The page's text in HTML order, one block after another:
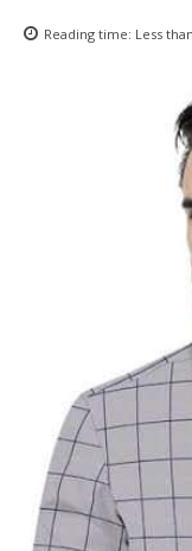
Reading time: Less